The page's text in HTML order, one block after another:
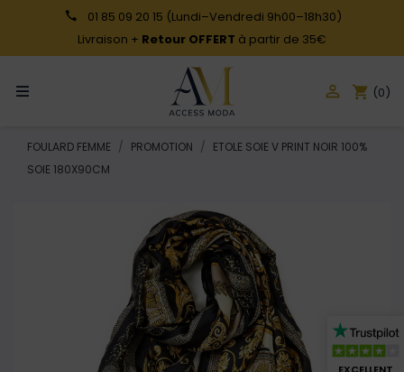
EXCELLENT
01 85 09 20 15 (Lundi–Vendredi 9h00–18h30)
Livraison + Retour OFFERT à partir de 35€
 shopping_cart (0)
FOULARD FEMME PROMOTION
ETOLE SOIE V PRINT NOIR 100%
SOIE 180X90CM